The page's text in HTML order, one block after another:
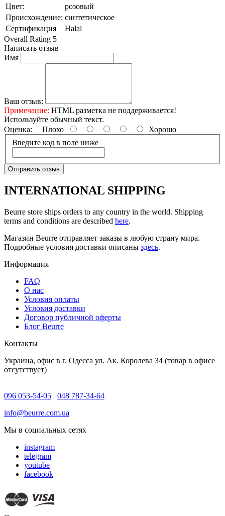
Цвет:
розовый
Происхождение: синтетическое
Сертификация
Halal
Overall Rating 5
Написать отзыв
Имя
Ваш отзыв:
Примечание: HTML разметка не поддерживается!
Используйте обычный текст.
Оценка: Плохо
Хорошо
Введите код в поле ниже
Отправить отзыв
INTERNATIONAL SHIPPING
Beurre store ships orders to any country in the world. Shipping
terms and conditions are described here.
Магазин Beurre отправляет заказы в любую страну мира.
Подробные условия доставки описаны здесь.
Информация
FAQ
O нас
Условия оплаты
Условия доставки
Договор публичной оферты
Блог Beurre
Контакты
Украина, офис в г. Одесса ул. Ак. Королева 34 (товар в офисе
отсутствует)
096 053-54-05
048 787-34-64
info@beurre.com.ua
Мы в социальных сетях
instagram
telegram
youtube
facebook